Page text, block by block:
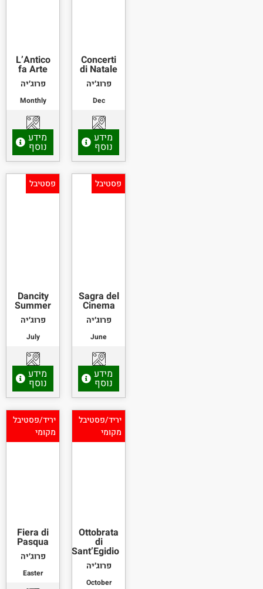
Concerti
di Natale
פרוג׳יה
Dec
מידע
נוסף
L’Antico
fa Arte
פרוג׳יה
Monthly
מידע
נוסף
פסטיבל
Sagra del
Cinema
פרוג׳יה
June
מידע
נוסף
פסטיבל
Dancity
Summer
פרוג׳יה
July
מידע
נוסף
יריד/פסטיבל
מקומי
Ottobrata
di
Sant’Egidio
פרוג׳יה
October
יריד/פסטיבל
מקומי
Fiera di
Pasqua
פרוג׳יה
Easter